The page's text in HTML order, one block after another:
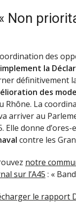
Non
des
la
définitivement
des
Rhône. La
arriver au
Elle donne
contre les
notre
sur l’A45 : «
le rapport